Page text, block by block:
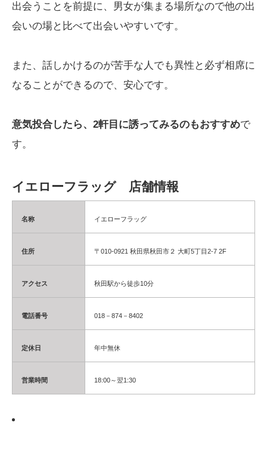
出会うことを前提に、男女が集まる場所なので他の出
会いの場と比べて出会いやすいです。
また、話しかけるのが苦手な人でも異性と必ず相席に
なることができるので、安心です。
意気投合したら、2軒目に誘ってみるのもおすすめで
す。
イエローフラッグ 店舗情報
名称 イエローフラッグ
住所 〒010-0921 秋田県秋田市２ 大町5丁目2-7 2F
アクセス 秋田駅から徒歩10分
電話番号 018－874－8402
定休日 年中無休
営業時間 18:00～翌1:30